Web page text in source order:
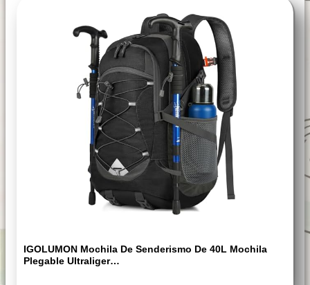
IGOLUMON Mochila De Senderismo De 40L Mochila
Plegable Ultraliger…